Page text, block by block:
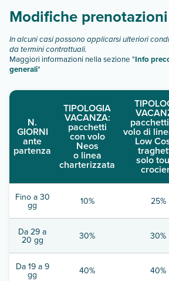
Modifiche prenotazioni
In alcuni casi possono applicarsi ulteriori
da termini contrattuali.
Maggiori informazioni nella sezione "Info
generali"
N.
GIORNI
ante
partenza
TIPOLOGIA
VACANZA:
pacchetti
con volo
Neos
o linea
charterizzata
volo di
Low
solo
Fino a 30
gg 10% 25%
Da 29 a
20 gg 30% 30%
Da 19 a 9
gg 40% 40%